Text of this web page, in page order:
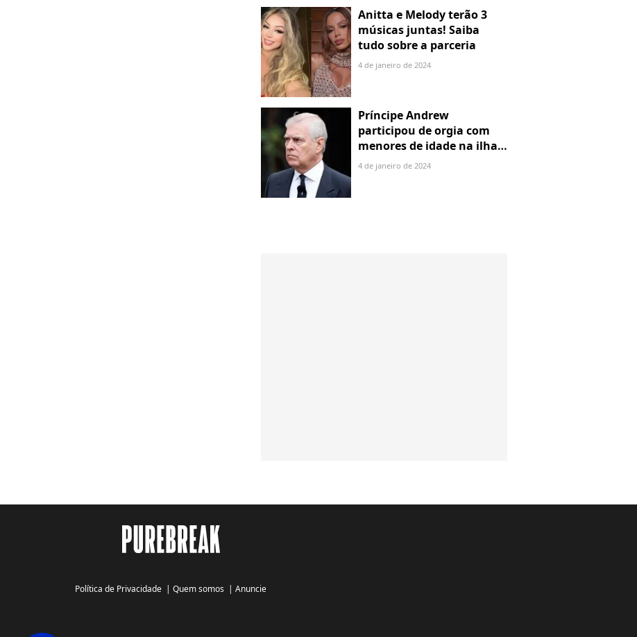
Anitta e Melody terão 3
músicas juntas! Saiba
tudo sobre a parceria
4 de janeiro de 2024
Príncipe Andrew
participou de orgia com
menores de idade na ilha
de Jeffrey Epstein, chefe de
4 de janeiro de 2024
Política de Privacidade | Quem somos | Anuncie